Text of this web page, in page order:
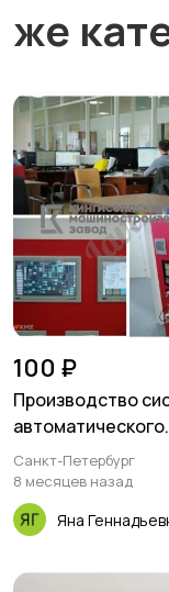
же
100 ₽
Производство
автоматического
управления
технологическими
процессами (САУ
Санкт-Петербург
8 месяцев назад
Яна